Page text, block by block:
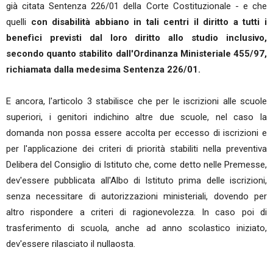
già citata Sentenza 226/01 della Corte Costituzionale - e che
quelli con disabilità abbiano in tali centri il diritto a tutti i
benefìci previsti dal loro diritto allo studio inclusivo,
secondo quanto stabilito dall'Ordinanza Ministeriale 455/97,
richiamata dalla medesima Sentenza 226/01.
E ancora, l'articolo 3 stabilisce che per le iscrizioni alle scuole
superiori, i genitori indichino altre due scuole, nel caso la
domanda non possa essere accolta per eccesso di iscrizioni e
per l'applicazione dei criteri di priorità stabiliti nella preventiva
Delibera del Consiglio di Istituto che, come detto nelle Premesse,
dev'essere pubblicata all'Albo di Istituto prima delle iscrizioni,
senza necessitare di autorizzazioni ministeriali, dovendo per
altro rispondere a criteri di ragionevolezza. In caso poi di
trasferimento di scuola, anche ad anno scolastico iniziato,
dev'essere rilasciato il nullaosta.